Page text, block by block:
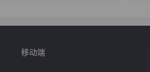
移动端